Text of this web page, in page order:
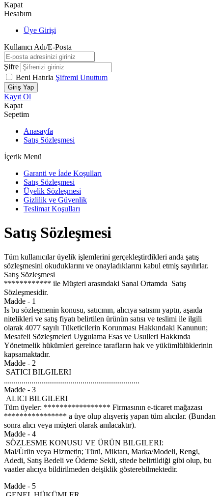
Kapat
Hesabım
Üye Girişi
Kullanıcı Adı/E-Posta
Şifre
Beni Hatırla Şifremi Unuttum
Giriş Yap
Kayıt Ol
Kapat
Sepetim
Anasayfa
Satış Sözleşmesi
İçerik Menü
Garanti ve İade Koşulları
Satış Sözleşmesi
Üyelik Sözleşmesi
Gizlilik ve Güvenlik
Teslimat Koşulları
Satış Sözleşmesi
Tüm kullanıcılar üyelik işlemlerini gerçekleştirdikleri anda şatış
sözleşmesini okuduklarını ve onayladıklarını kabul etmiş sayılırlar.
Satış Sözleşmesi
************ ile Müşteri arasındaki Sanal Ortamda Satış
Sözleşmesidir.
Madde - 1
Is bu sözleşmenin konusu, satıcının, alıcıya satısını yaptıı, aşaıda
nitelikleri ve satış fiyatı belirtilen ürünün satısı ve teslimi ile ilgili
olarak 4077 sayılı Tüketicilerin Korunması Hakkındaki Kanunun;
Mesafeli Sözleşmeleri Uygulama Esas ve Usulleri Hakkında
Yönetmelik hükümleri gereince tarafların hak ve yükümlülüklerinin
kapsamaktadır.
Madde - 2
SATICI BILGILERI
.....................................................................
Madde - 3
ALICI BILGILERI
Tüm üyeler: ***************** Firmasının e-ticaret mağazası
**************** a üye olup alışveriş yapan tüm alıcılar. (Bundan
sonra alıcı veya müşteri olarak anılacaktır).
Madde - 4
SÖZLESME KONUSU VE ÜRÜN BILGILERI:
Mal/Ürün veya Hizmetin; Türü, Miktarı, Marka/Modeli, Rengi,
Adedi, Satış Bedeli ve Ödeme Sekli, sitede belirtildiği gibi olup, bu
vaatler alıcıya bildirilmeden deişiklik gösterebilmektedir.
Madde - 5